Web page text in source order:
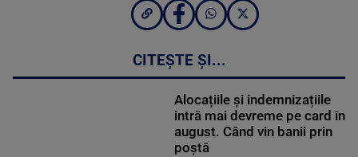
CITEȘTE ȘI...
Alocațiile și indemnizațiile
intră mai devreme pe card în
august. Când vin banii prin
poștă